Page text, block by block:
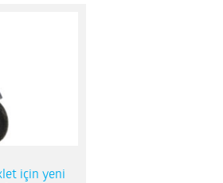
için yeni